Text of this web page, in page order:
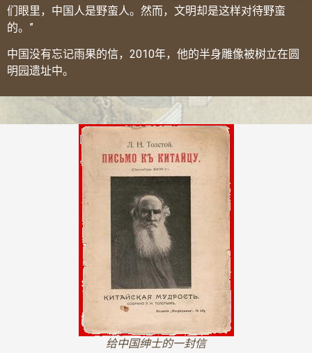
们眼里，中国人是野蛮人。然而，文明却是这样对待野蛮
的。”
中国没有忘记雨果的信，2010年，他的半身雕像被树立在圆
明园遗址中。
给中国绅士的一封信